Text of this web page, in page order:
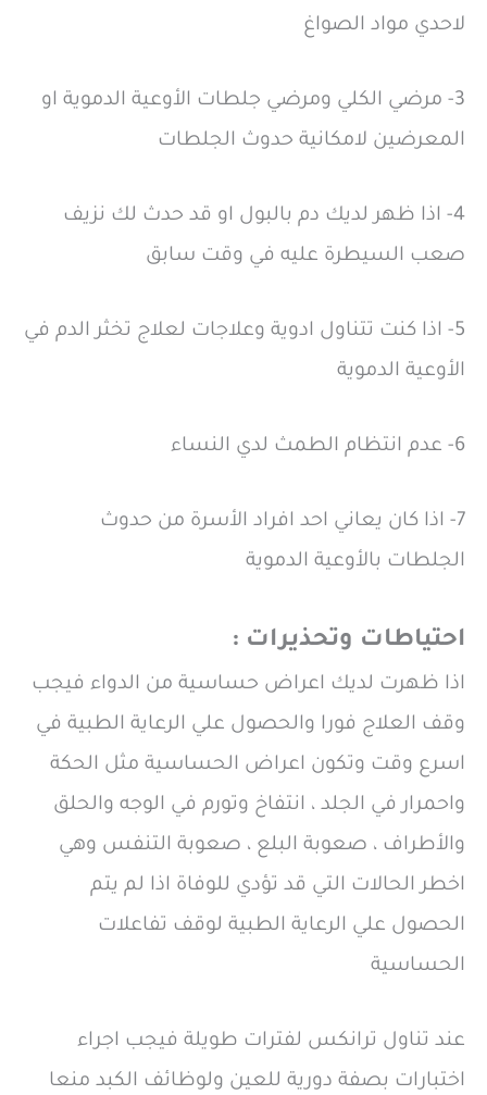
لاحدي مواد الصواغ
3- مرضي الكلي ومرضي جلطات الأوعية الدموية او
المعرضين لامكانية حدوث الجلطات
4- اذا ظهر لديك دم بالبول او قد حدث لك نزيف
صعب السيطرة عليه في وقت سابق
5- اذا كنت تتناول ادوية وعلاجات لعلاج تخثر الدم في
الأوعية الدموية
6- عدم انتظام الطمث لدي النساء
7- اذا كان يعاني احد افراد الأسرة من حدوث
الجلطات بالأوعية الدموية
احتياطات وتحذيرات :
اذا ظهرت لديك اعراض حساسية من الدواء فيجب
وقف العلاج فورا والحصول علي الرعاية الطبية في
اسرع وقت وتكون اعراض الحساسية مثل الحكة
واحمرار في الجلد ، انتفاخ وتورم في الوجه والحلق
والأطراف ، صعوبة البلع ، صعوبة التنفس وهي
اخطر الحالات التي قد تؤدي للوفاة اذا لم يتم
الحصول علي الرعاية الطبية لوقف تفاعلات
الحساسية
عند تناول ترانكس لفترات طويلة فيجب اجراء
اختبارات بصفة دورية للعين ولوظائف الكبد منعا